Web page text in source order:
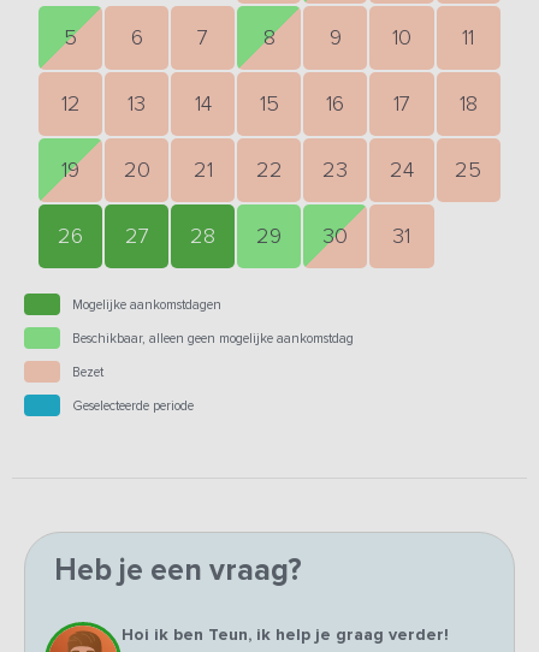
5 6 7 8 9 10 11
12 13 14 15 16 17 18
19 20 21 22 23 24 25
26 27 28 29 30 31
Mogelijke aankomstdagen
Beschikbaar, alleen geen mogelijke aankomstdag
Bezet
Geselecteerde periode
Heb je een vraag?
Hoi ik ben Teun, ik help je graag verder!